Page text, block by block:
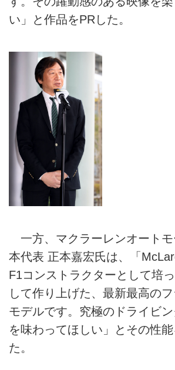
い」と作品をPRした。
一方、マクラーレンオートモ
本代表 正本嘉宏氏は、「
F1コンストラクターとして培
して作り上げた、最新最高の
モデルです。究極のドライビ
を味わってほしい」とその性
た。